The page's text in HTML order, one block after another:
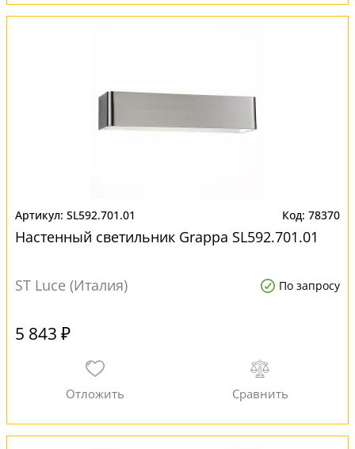
SL592.701.01 78370
Настенный светильник Grappa SL592.701.01
ST Luce (Италия) По запросу
5 843 ₽